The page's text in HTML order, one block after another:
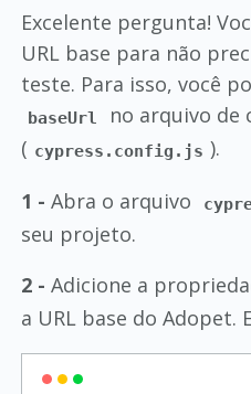
Excelente pergunta!
URL base para não
teste. Para isso, você
baseUrl
no arquivo de
( cypress.config.js ).
1 - Abra o arquivo
seu projeto.
2 - Adicione a
a URL base do Adopet.